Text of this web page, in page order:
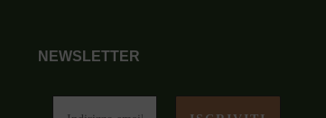
NEWSLETTER